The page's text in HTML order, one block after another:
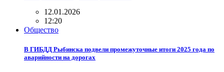
12.01.2026
12:20
Общество
В ГИБДД Рыбинска подвели промежуточные итоги 2025 года по
аварийности на дорогах